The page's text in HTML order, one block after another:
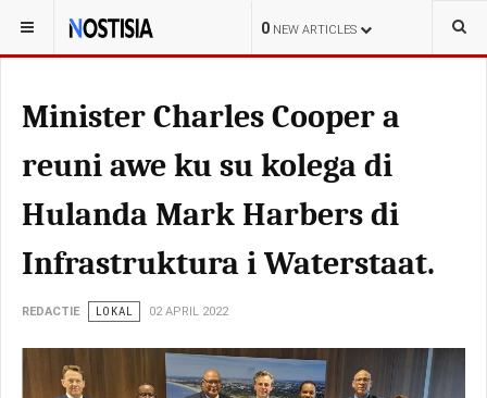
0 NEW ARTICLES
YOU ARE HERE: CURAÇAO LOKAL
Minister Charles Cooper a
reuni awe ku su kolega di
Hulanda Mark Harbers di
Infrastruktura i Waterstaat.
REDACTIE LOKAL 02 APRIL 2022